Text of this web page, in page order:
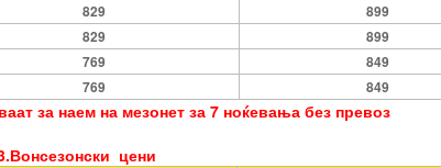
829
899
829
899
769
849
769 849
за наем на мезонет за 7 ноќевања без превоз
цени